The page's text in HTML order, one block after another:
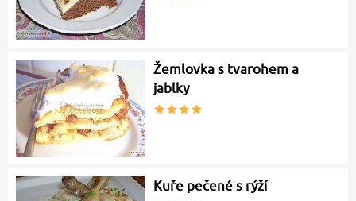
Žemlovka s tvarohem a
jablky
Kuře pečené s rýží